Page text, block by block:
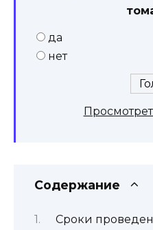
да
нет
Содержание
Сроки